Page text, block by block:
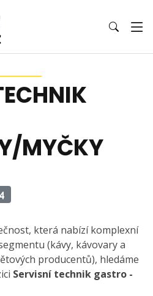
MYČKY
která nabízí komplexní
(kávy, kávovary a
producentů), hledáme
Servisní technik gastro -